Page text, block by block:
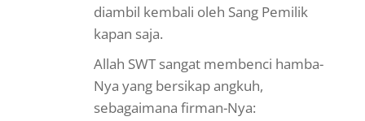
diambil kembali oleh Sang Pemilik
kapan saja.
Allah SWT sangat membenci hamba-
Nya yang bersikap angkuh,
sebagaimana firman-Nya: